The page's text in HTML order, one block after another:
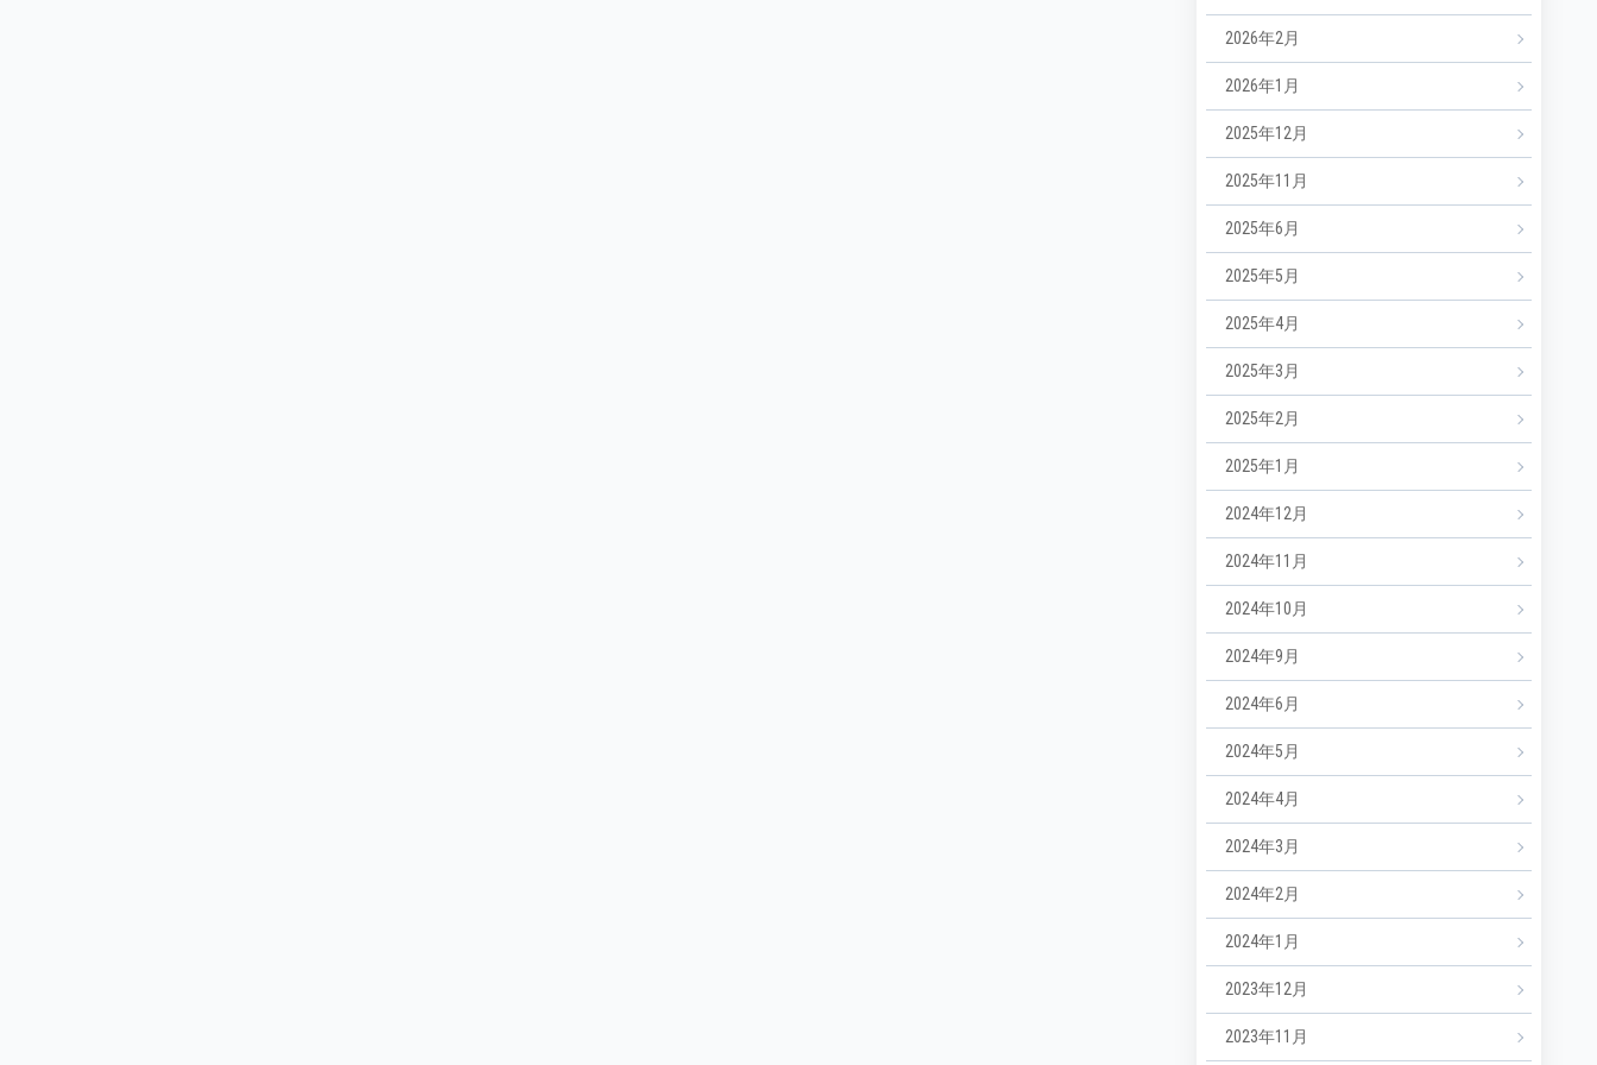
2026年2月
2026年1月
2025年12月
2025年11月
2025年6月
2025年5月
2025年4月
2025年3月
2025年2月
2025年1月
2024年12月
2024年11月
2024年10月
2024年9月
2024年6月
2024年5月
2024年4月
2024年3月
2024年2月
2024年1月
2023年12月
2023年11月